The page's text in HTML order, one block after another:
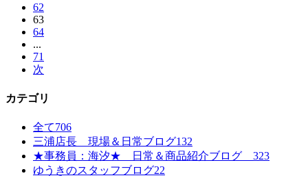
62
63
64
...
71
次
カテゴリ
全て706
三浦店長 現場＆日常ブログ132
★事務員：海汐★ 日常＆商品紹介ブログ 323
ゆうきのスタッフブログ22